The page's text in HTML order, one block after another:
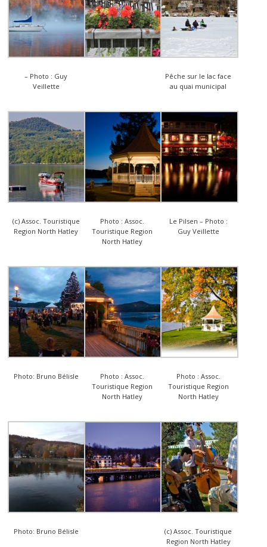
– Photo : Guy
Veillette
Pêche sur le lac face
au quai municipal
(c) Assoc. Touristique
Region North Hatley
Photo : Assoc.
Touristique Region
North Hatley
Le Pilsen – Photo :
Guy Veillette
Photo: Bruno Bélisle
Photo : Assoc.
Touristique Region
North Hatley
Photo : Assoc.
Touristique Region
North Hatley
Photo: Bruno Bélisle
(c) Assoc. Touristique
Region North Hatley